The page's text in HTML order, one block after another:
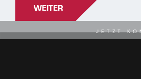
WEITER
JETZT